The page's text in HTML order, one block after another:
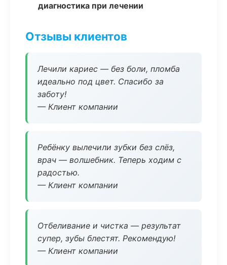
диагностика при лечении
Отзывы клиентов
Лечили кариес — без боли, пломба
идеально под цвет. Спасибо за
заботу!
— Клиент компании
Ребёнку вылечили зубки без слёз,
врач — волшебник. Теперь ходим с
радостью.
— Клиент компании
Отбеливание и чистка — результат
супер, зубы блестят. Рекомендую!
— Клиент компании